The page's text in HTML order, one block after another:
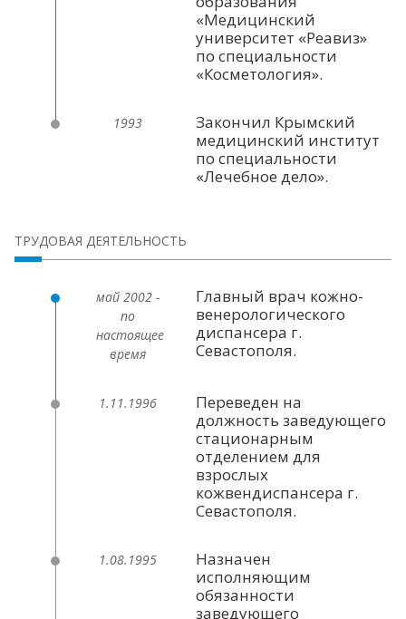
«Медицинский
университет «Реавиз»
по специальности
«Косметология».
1993
Закончил Крымский
медицинский институт
по специальности
«Лечебное дело».
ТРУДОВАЯ ДЕЯТЕЛЬНОСТЬ
май 2002 -
по
настоящее
время
Главный врач кожно-
венерологического
диспансера г.
Севастополя.
1.11.1996
Переведен на
должность заведующего
стационарным
отделением для
взрослых
кожвендиспансера г.
Севастополя.
1.08.1995
Назначен
исполняющим
обязанности
заведующего